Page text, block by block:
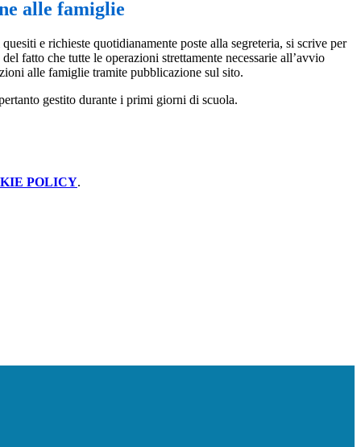
alle famiglie
e richieste quotidianamente poste alla segreteria, si scrive per
fatto che tutte le operazioni strettamente necessarie all’avvio
alle famiglie tramite pubblicazione sul sito.
gestito durante i primi giorni di scuola.
POLICY.